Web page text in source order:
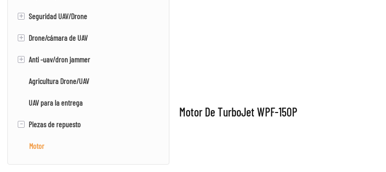
Patineta eléctrica
Evtol
+ Seguridad UAV/Drone
Vtol ala fija uav/dron
UAV/dron de múltiples rotores
+ Drone/cámara de UAV
Cámara EO/IR
Cámara EO/IR/LRF
cámara PTZ
Cámara de mapeo
+ Anti -uav/dron jammer
Jammer de drones
Detección de drones & Sistema de jammer
Agricultura Drone/UAV
UAV para la entrega
- Piezas de repuesto
Motor
Motor De TurboJet WPF-150P